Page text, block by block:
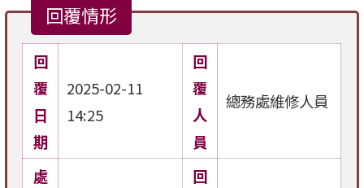
回覆情形
回
覆
日
期
2025-02-11
14:25
回
覆
人
員
總務處維修人員
處
回